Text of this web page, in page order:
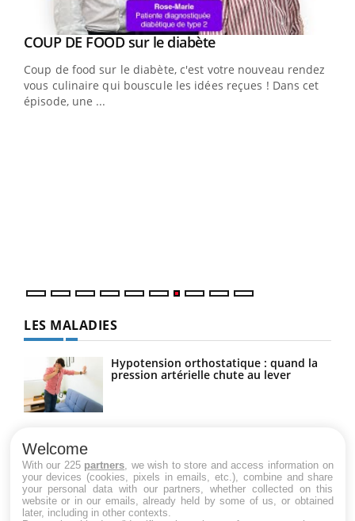
Youtube
COUP DE FOOD sur le diabèteYoutube
Coup de food sur le diabète, c'est votre nouveau rendez-
vous culinaire qui bouscule les idées reçues ! Dans cet
épisode, une ...
Youtube
Quand l’entreprise mise sur le bien être global
"Les rendez-vous de la santé et de la qualité de vie au
travail" de Pourquoi Docteur reçoivent Régis Blugeon,
DRH et directeur ...
LES MALADIES
Hypotension orthostatique : quand la
pression artérielle chute au lever
Maladie de Charcot (Sclérose latérale
amyotrophique)
Welcome
With our 225 partners , we wish to store and access information on
your devices (cookies, pixels in emails, etc.), combine and share
your personal data with our partners, whether collected on this
website or in our emails, already held by some of us, or obtained
later, including in other contexts.